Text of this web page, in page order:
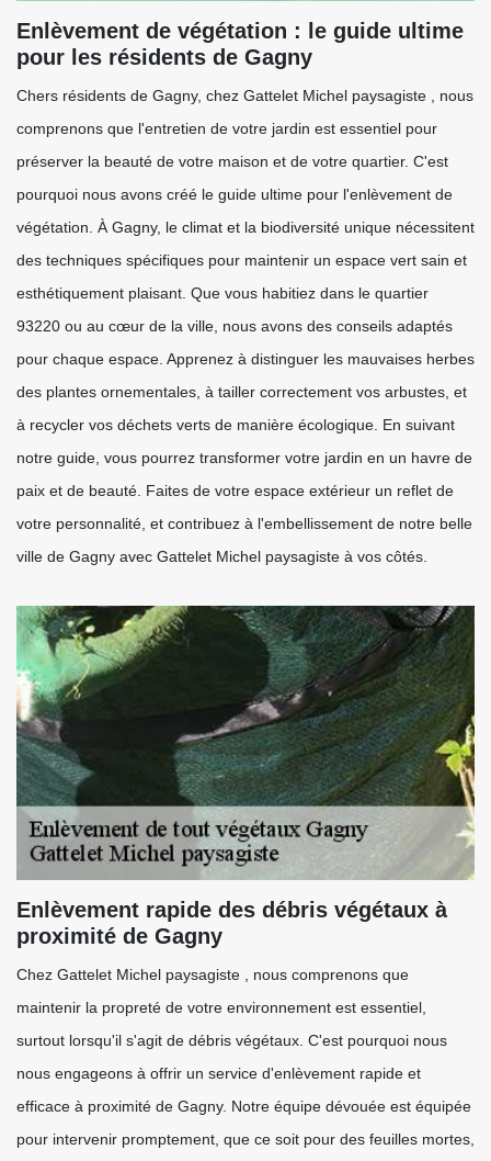
Enlèvement de végétation : le guide ultime
pour les résidents de Gagny
Chers résidents de Gagny, chez Gattelet Michel paysagiste , nous
comprenons que l'entretien de votre jardin est essentiel pour
préserver la beauté de votre maison et de votre quartier. C'est
pourquoi nous avons créé le guide ultime pour l'enlèvement de
végétation. À Gagny, le climat et la biodiversité unique nécessitent
des techniques spécifiques pour maintenir un espace vert sain et
esthétiquement plaisant. Que vous habitiez dans le quartier
93220 ou au cœur de la ville, nous avons des conseils adaptés
pour chaque espace. Apprenez à distinguer les mauvaises herbes
des plantes ornementales, à tailler correctement vos arbustes, et
à recycler vos déchets verts de manière écologique. En suivant
notre guide, vous pourrez transformer votre jardin en un havre de
paix et de beauté. Faites de votre espace extérieur un reflet de
votre personnalité, et contribuez à l'embellissement de notre belle
ville de Gagny avec Gattelet Michel paysagiste à vos côtés.
Enlèvement rapide des débris végétaux à
proximité de Gagny
Chez Gattelet Michel paysagiste , nous comprenons que
maintenir la propreté de votre environnement est essentiel,
surtout lorsqu'il s'agit de débris végétaux. C'est pourquoi nous
nous engageons à offrir un service d'enlèvement rapide et
efficace à proximité de Gagny. Notre équipe dévouée est équipée
pour intervenir promptement, que ce soit pour des feuilles mortes,